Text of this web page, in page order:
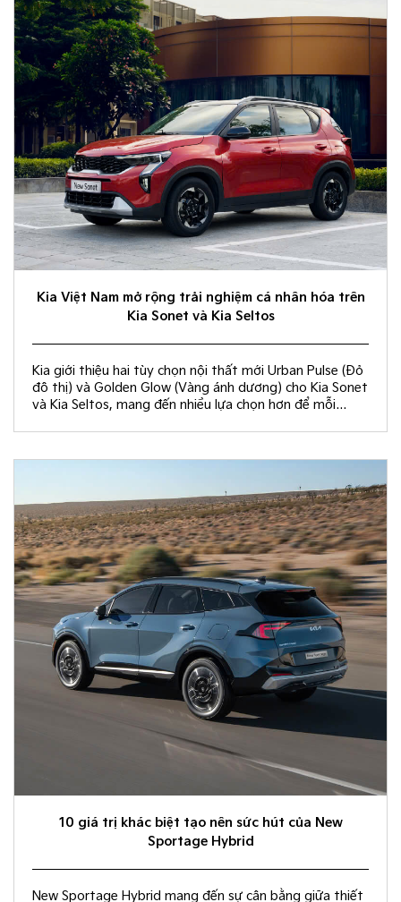
Kia Việt Nam mở rộng trải nghiệm cá nhân hóa trên
Kia Sonet và Kia Seltos
Kia giới thiệu hai tùy chọn nội thất mới Urban Pulse (Đỏ
đô thị) và Golden Glow (Vàng ánh dương) cho Kia Sonet
và Kia Seltos, mang đến nhiều lựa chọn hơn để mỗi
10 giá trị khác biệt tạo nên sức hút của New
Sportage Hybrid
New Sportage Hybrid mang đến sự cân bằng giữa thiết